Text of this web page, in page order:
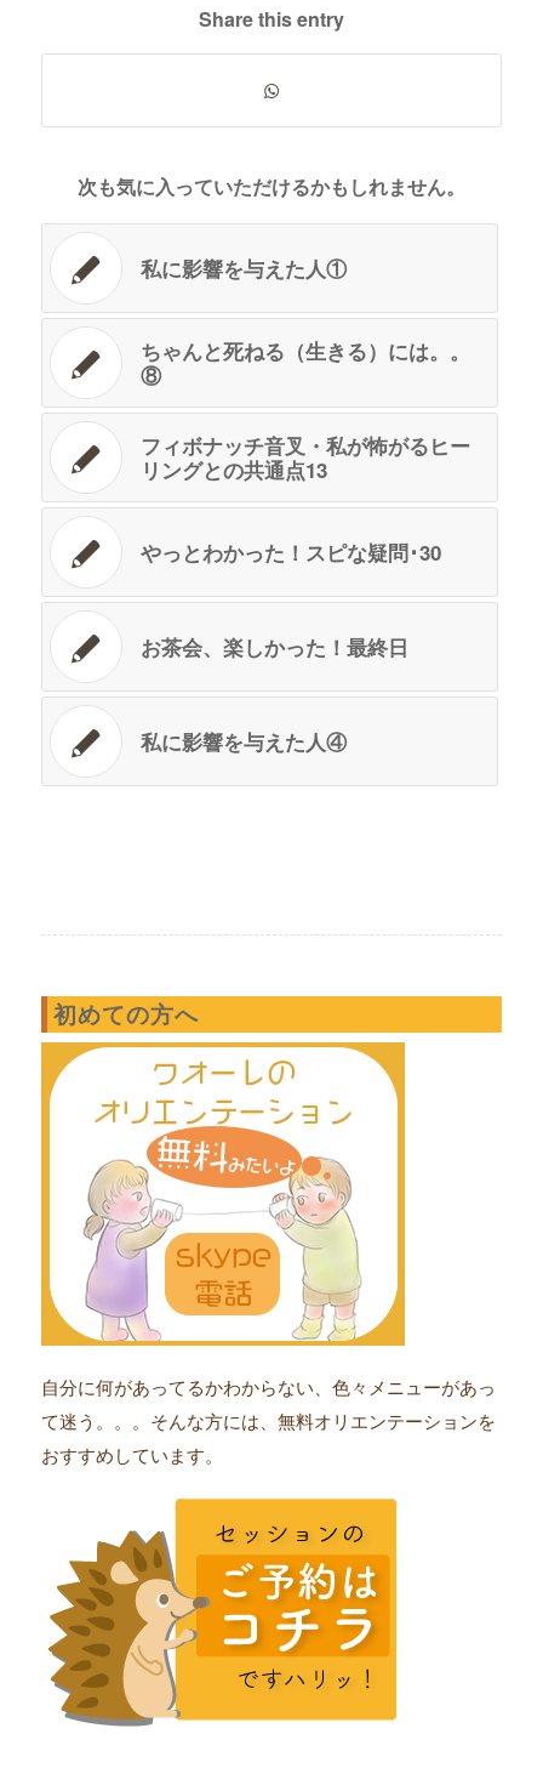
Share this entry
次も気に入っていただけるかもしれません。
私に影響を与えた人①
ちゃんと死ねる（生きる）には。。
⑧
フィボナッチ音叉・私が怖がるヒー
リングとの共通点13
やっとわかった！スピな疑問･30
お茶会、楽しかった！最終日
私に影響を与えた人④
初めての方へ
自分に何があってるかわからない、色々メニューがあっ
て迷う。。。そんな方には、無料オリエンテーションを
おすすめしています。